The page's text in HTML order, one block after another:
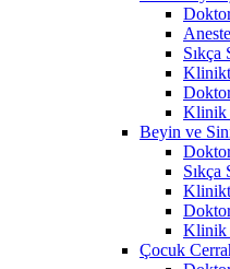
Sıkça
Klinik
Beyin ve
Sıkça
Klinik
Çocuk